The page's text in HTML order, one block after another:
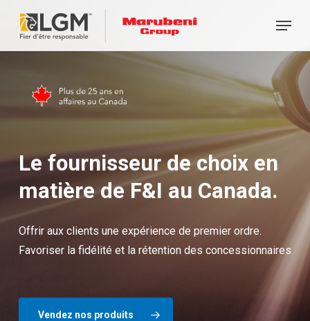
Menu
Le fournisseur de choix en
matière de F&I au Canada.
Offrir aux clients une expérience de premier ordre.
Favoriser la fidélité et la rétention des concessionnaires
Vendez nos produits